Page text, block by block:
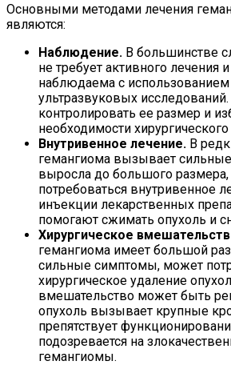
Основными методами лечения
являются:
Наблюдение. В большинстве
не требует активного лечения
наблюдаема с
ультразвуковых
контролировать ее размер и
необходимости
Внутривенное лечение. В
гемангиома вызывает
выросла до большого
потребоваться внутривенное
инъекции лекарственных
помогают сжимать опухоль и
Хирургическое
гемангиома имеет большой
сильные симптомы, может
хирургическое удаление
вмешательство может быть
опухоль вызывает крупные
препятствует
подозревается на
гемангиомы.